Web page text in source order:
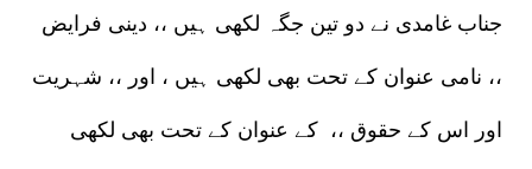
جناب غامدی نے دو تین جگہ لکھی ہیں ،، دینی فرایض
،، نامی عنوان کے تحت بھی لکھی ہیں ، اور ،، شہریت
اور اس کے حقوق ،، کے عنوان کے تحت بھی لکھی